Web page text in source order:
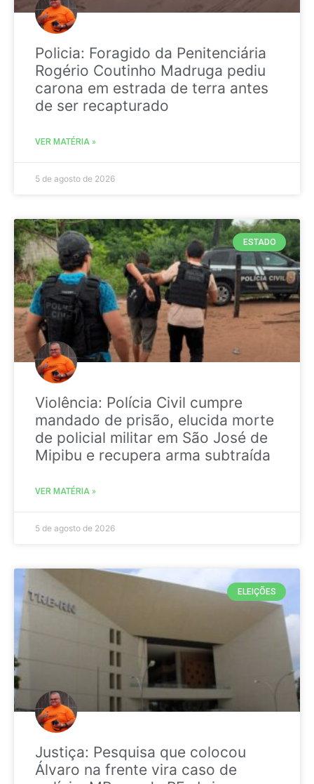
Policia: Foragido da Penitenciária
Rogério Coutinho Madruga pediu
carona em estrada de terra antes
de ser recapturado
VER MATÉRIA »
5 de agosto de 2026
ESTADO
Violência: Polícia Civil cumpre
mandado de prisão, elucida morte
de policial militar em São José de
Mipibu e recupera arma subtraída
VER MATÉRIA »
5 de agosto de 2026
ELEIÇÕES
Justiça: Pesquisa que colocou
Álvaro na frente vira caso de